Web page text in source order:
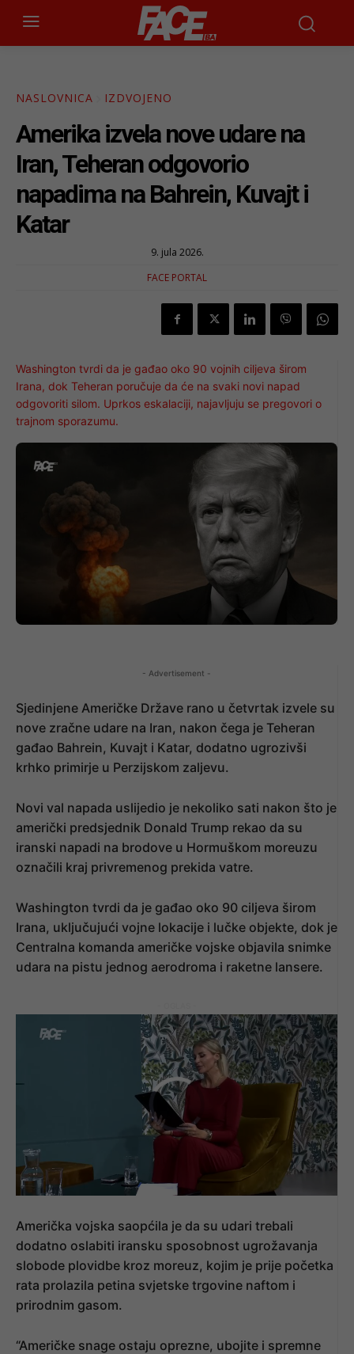
NASLOVNICA IZDVOJENO
Amerika izvela nove udare na
Iran, Teheran odgovorio
napadima na Bahrein, Kuvajt i
Katar
9. jula 2026.
FACE PORTAL
Washington tvrdi da je gađao oko 90 vojnih ciljeva širom
Irana, dok Teheran poručuje da će na svaki novi napad
odgovoriti silom. Uprkos eskalaciji, najavljuju se pregovori o
trajnom sporazumu.
- Advertisement -
Sjedinjene Američke Države rano u četvrtak izvele su
nove zračne udare na Iran, nakon čega je Teheran
gađao Bahrein, Kuvajt i Katar, dodatno ugrozivši
krhko primirje u Perzijskom zaljevu.
Novi val napada uslijedio je nekoliko sati nakon što je
američki predsjednik Donald Trump rekao da su
iranski napadi na brodove u Hormuškom moreuzu
označili kraj privremenog prekida vatre.
Washington tvrdi da je gađao oko 90 ciljeva širom
Irana, uključujući vojne lokacije i lučke objekte, dok je
Centralna komanda američke vojske objavila snimke
udara na pistu jednog aerodroma i raketne lansere.
Američka vojska saopćila je da su udari trebali
dodatno oslabiti iransku sposobnost ugrožavanja
slobode plovidbe kroz moreuz, kojim je prije početka
rata prolazila petina svjetske trgovine naftom i
prirodnim gasom.
“Američke snage ostaju oprezne, ubojite i spremne